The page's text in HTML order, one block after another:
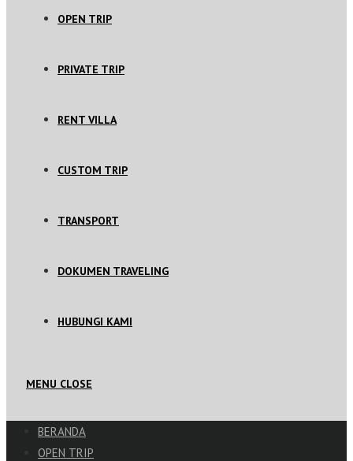
OPEN TRIP
PRIVATE TRIP
RENT VILLA
CUSTOM TRIP
TRANSPORT
DOKUMEN TRAVELING
HUBUNGI KAMI
MENU CLOSE
BERANDA
OPEN TRIP